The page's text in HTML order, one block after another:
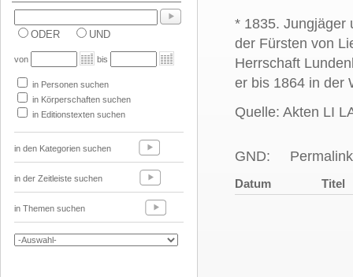
ODER UND
von bis
in Personen suchen
in Körperschaften suchen
in Editionstexten suchen
in den Kategorien suchen
in der Zeitleiste suchen
in Themen suchen
* 1835. Jungjäger
der Fürsten von
Herrschaft
er bis 1864 in der
Quelle: Akten LI
GND:
Datum Titel